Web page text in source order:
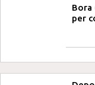
Bora
per